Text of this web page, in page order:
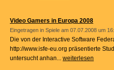
Video Gamers in Europa 2008
Eingetragen in Spiele am 07.07.2008 um
Die von der Interactive Software
http://www.isfe-eu.org präsentierte
untersucht anhan... weiterlesen